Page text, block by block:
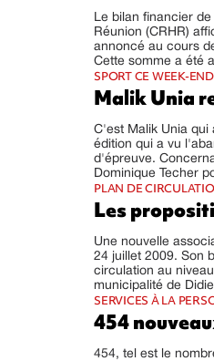
Le bilan financier
Réunion (CRHR)
annoncé au cours
Cette somme a été
SPORT CE WEEK-END
Malik Unia
C'est Malik Unia qui
édition qui a vu
d'épreuve.
Dominique Techer
PLAN DE
Les
Une nouvelle
24 juillet 2009. Son
circulation au
municipalité de
SERVICES À LA
454
454, tel est le